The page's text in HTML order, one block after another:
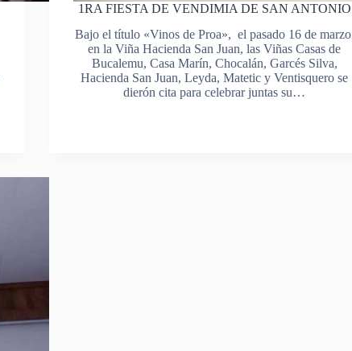
1RA FIESTA DE VENDIMIA DE SAN ANTONIO
Bajo el título «Vinos de Proa», el pasado 16 de marzo
en la Viña Hacienda San Juan, las Viñas Casas de
Bucalemu, Casa Marín, Chocalán, Garcés Silva,
Hacienda San Juan, Leyda, Matetic y Ventisquero se
dierón cita para celebrar juntas su…